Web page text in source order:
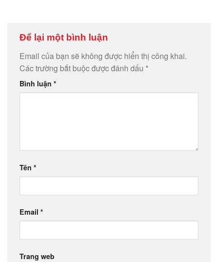
Để lại một bình luận
Email của bạn sẽ không được hiển thị công khai.
Các trường bắt buộc được đánh dấu *
Bình luận *
Tên *
Email *
Trang web